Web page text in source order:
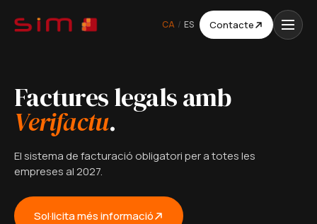
CA / ES Contacte
Factures legals amb
Verifactu.
El sistema de facturació obligatori per a totes les
empreses al 2027.
Sol·licita més informació